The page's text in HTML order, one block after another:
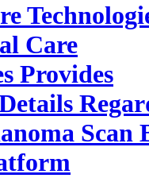
Care
Provides
Scan